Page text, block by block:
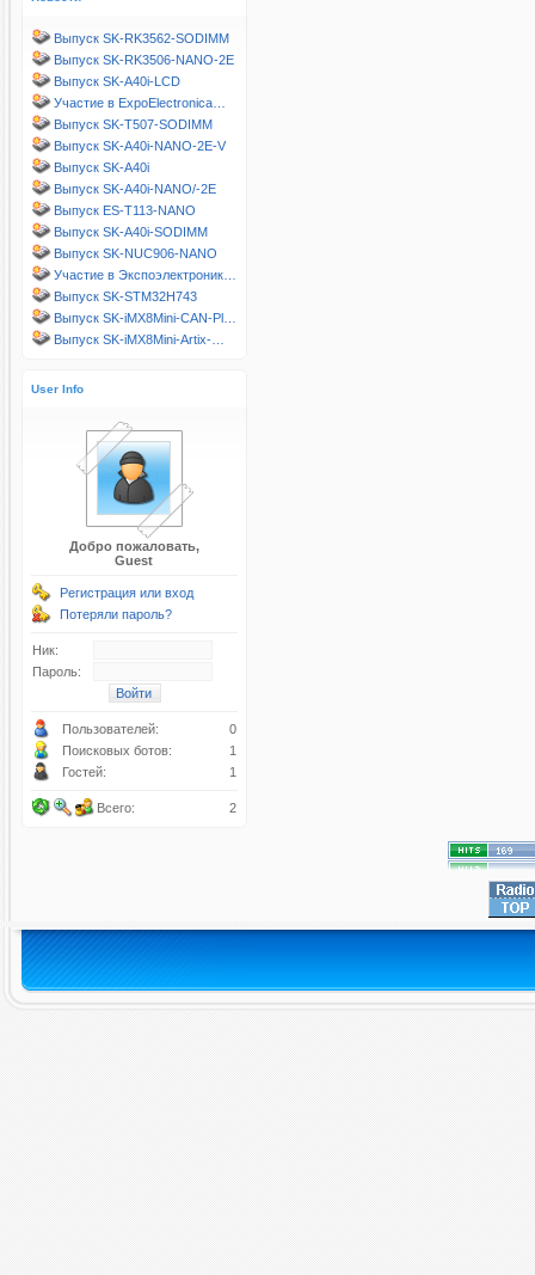
Выпуск SK-RK3562-SODIMM
Выпуск SK-RK3506-NANO-2E
Выпуск SK-A40i-LCD
Участие в ExpoElectronica…
Выпуск SK-T507-SODIMM
Выпуск SK-A40i-NANO-2E-V
Выпуск SK-A40i
Выпуск SK-A40i-NANO/-2E
Выпуск ES-T113-NANO
Выпуск SK-A40i-SODIMM
Выпуск SK-NUC906-NANO
Участие в Экспоэлектроник…
Выпуск SK-STM32H743
Выпуск SK-iMX8Mini-CAN-Pl…
Выпуск SK-iMX8Mini-Artix-…
User Info
Добро пожаловать,
Guest
Регистрация или вход
Потеряли пароль?
Ник:
Пароль:
Пользователей:
0
Поисковых ботов:
1
Гостей:
1
Всего: 2